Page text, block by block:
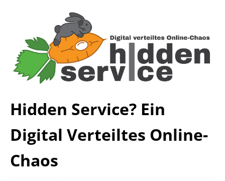
Hidden Service? Ein
Digital Verteiltes Online-
Chaos